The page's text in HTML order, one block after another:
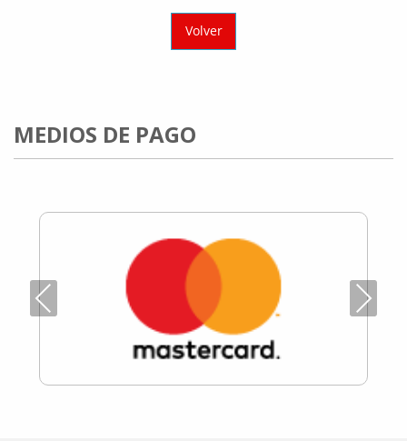
Volver
MEDIOS DE PAGO
Previous Next